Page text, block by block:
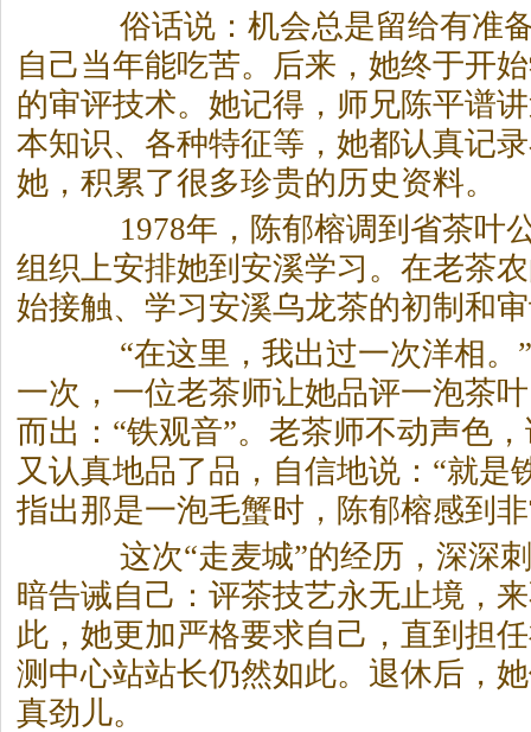
俗话说：机会总是留给有准备
自己当年能吃苦。后来，她终于开
的审评技术。她记得，师兄陈平谱
本知识、各种特征等，她都认真记
她，积累了很多珍贵的历史资料。
1978年，陈郁榕调到省茶叶
组织上安排她到安溪学习。在老茶
始接触、学习安溪乌龙茶的初制和
“在这里，我出过一次洋相。”
一次，一位老茶师让她品评一泡茶
而出：“铁观音”。老茶师不动声色
又认真地品了品，自信地说：“就是
指出那是一泡毛蟹时，陈郁榕感到
这次“走麦城”的经历，深深刺
暗告诫自己：评茶技艺永无止境，
此，她更加严格要求自己，直到担
测中心站站长仍然如此。退休后，
真劲儿。